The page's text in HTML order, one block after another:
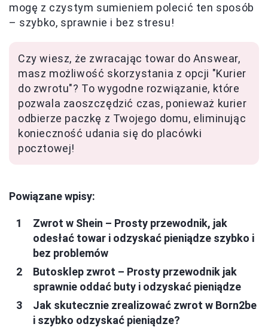
mogę z czystym sumieniem polecić ten sposób
– szybko, sprawnie i bez stresu!
Czy wiesz, że zwracając towar do Answear,
masz możliwość skorzystania z opcji "Kurier
do zwrotu"? To wygodne rozwiązanie, które
pozwala zaoszczędzić czas, ponieważ kurier
odbierze paczkę z Twojego domu, eliminując
konieczność udania się do placówki
pocztowej!
Powiązane wpisy:
Zwrot w Shein – Prosty przewodnik, jak
odesłać towar i odzyskać pieniądze szybko i
bez problemów
Butosklep zwrot – Prosty przewodnik jak
sprawnie oddać buty i odzyskać pieniądze
Jak skutecznie zrealizować zwrot w Born2be
i szybko odzyskać pieniądze?